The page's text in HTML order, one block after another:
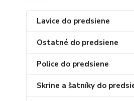
Lavice do predsiene
Ostatné do predsiene
Police do predsiene
Skrine a šatníky do